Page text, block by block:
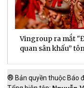
Vingroup ra mắt
quan sân khấu”
® Bản quyền thuộc Báo